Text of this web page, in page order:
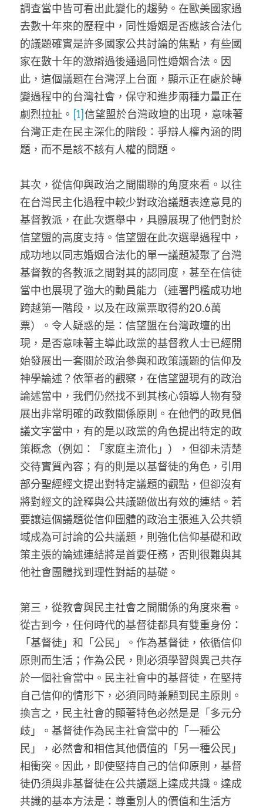
調查當中皆可看出此變化的趨勢。在歐美國家過
去數十年來的歷程中，同性婚姻是否應該合法化
的議題確實是許多國家公共討論的焦點，有些國
家在數十年的激辯過後通過同性婚姻合法。因
此，這個議題在台灣浮上台面，顯示正在處於轉
變過程中的台灣社會，保守和進步兩種力量正在
劇烈拉扯。 [1] 信望盟於台灣政壇的出現，意味著
台灣正走在民主深化的階段：爭辯人權內涵的問
題，而不是該不該有人權的問題。
其次，從信仰與政治之間關聯的角度來看。以往
在台灣民主化過程中較少對政治議題表達意見的
基督教派，在此次選舉中，具體展現了他們對於
信望盟的高度支持。信望盟在此次選舉過程中，
成功地以同志婚姻合法化的單一議題凝聚了台灣
基督教的各教派之間對其的認同度，甚至在信徒
當中也展現了強大的動員能力（連署門檻成功地
跨越第一階段，以及在政黨票取得約20.6萬
票）。令人疑惑的是：信望盟在台灣政壇的出
現，是否意味著主導此政黨的基督教人士已經開
始發展出一套關於政治參與和政策議題的信仰及
神學論述？依筆者的觀察，在信望盟現有的政治
論述當中，我們仍然找不到其核心領導人物有發
展出非常明確的政教關係原則。在他們的政見倡
議文字當中，有的是以政黨的角色提出特定的政
策概念（例如：「家庭主流化」），但卻未清楚
交待實質內容；有的則是以基督徒的角色，引用
部分聖經經文提出對特定議題的觀點，但卻沒有
將對經文的詮釋與公共議題做出有效的連結。若
要讓這個議題從信仰團體的政治主張進入公共領
域成為可討論的公共議題，則強化信仰基礎和政
策主張的論述連結將是首要任務，否則很難與其
他社會團體找到理性對話的基礎。
第三，從教會與民主社會之間關係的角度來看。
從古到今，任何時代的基督徒都具有雙重身份：
「基督徒」和「公民」。作為基督徒，依循信仰
原則而生活；作為公民，則必須學習與異己共存
於一個社會當中。民主社會中的基督徒，在堅持
自己信仰的情形下，必須同時兼顧到民主原則。
換言之，民主社會的顯著特色必然是是「多元分
歧」。基督徒作為民主社會當中的「一種公
民」，必然會和相信其他價值的「另一種公民」
相衝突。因此，即使堅持自己的信仰原則，基督
徒仍須與非基督徒在公共議題上達成共識。達成
共識的基本方法是：尊重別人的價值和生活方